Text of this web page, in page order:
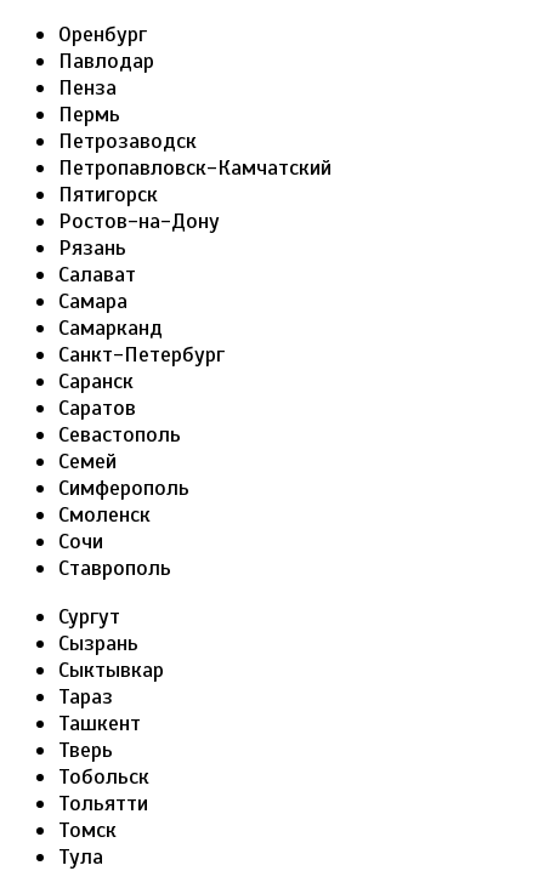
Оренбург
Павлодар
Пенза
Пермь
Петрозаводск
Петропавловск-Камчатский
Пятигорск
Ростов-на-Дону
Рязань
Салават
Самара
Самарканд
Санкт-Петербург
Саранск
Саратов
Севастополь
Семей
Симферополь
Смоленск
Сочи
Ставрополь
Сургут
Сызрань
Сыктывкар
Тараз
Ташкент
Тверь
Тобольск
Тольятти
Томск
Тула